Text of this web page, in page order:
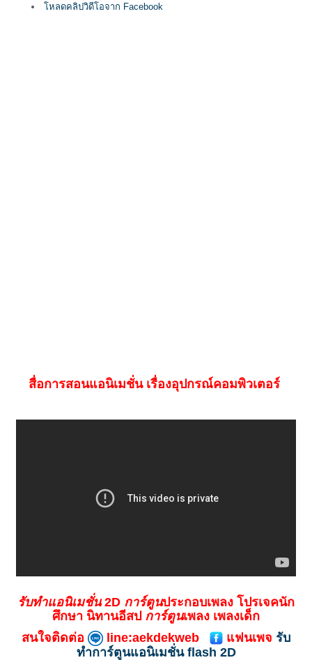
โหลดคลิปวิดีโอจาก Facebook
สื่อการสอนแอนิเมชั่น เรื่องอุปกรณ์คอมพิวเตอร์
รับทำแอนิเมชั่น2D การ์ตูนประกอบเพลง โปรเจคนัก
ศึกษา นิทานอีสป การ์ตูนเพลง เพลงเด็ก
สนใจติดต่อ
line:aekdekweb แฟนเพจ รับ
ทําการ์ตูนแอนิเมชั่น flash 2D